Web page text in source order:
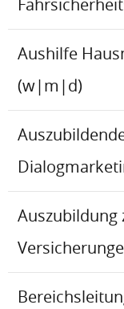
Aushilfe
(w|m|d)